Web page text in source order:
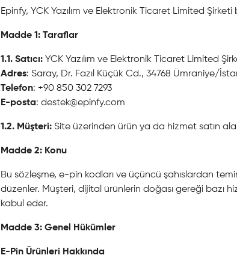
Epinfy, YCK Yazılım ve Elektronik Ticaret Limited
Madde 1: Taraflar
1.1. Satıcı: YCK Yazılım ve Elektronik Ticaret Limited
Adres: Saray, Dr. Fazıl Küçük Cd., 34768 Ümraniye/
Telefon: +90 850 302 7293
E-posta: destek@epinfy.com
1.2. Müşteri: Site üzerinden ürün ya da hizmet satın
Madde 2: Konu
Bu sözleşme, e-pin kodları ve üçüncü şahıslardan
düzenler. Müşteri, dijital ürünlerin doğası gereği bazı
kabul eder.
Madde 3: Genel Hükümler
E-Pin Ürünleri Hakkında